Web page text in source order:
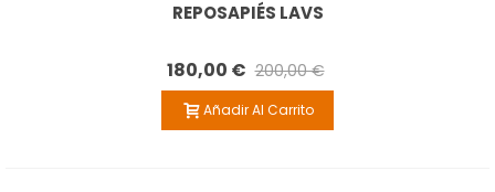
REPOSAPIÉS LAVS
180,00 € 200,00 €
Añadir Al Carrito